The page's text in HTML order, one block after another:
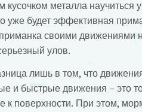
металла научиться
уже будет эффективная
своими движениями
улов.
лишь в том, что
и быстрые движения – это
к поверхности. При этом,